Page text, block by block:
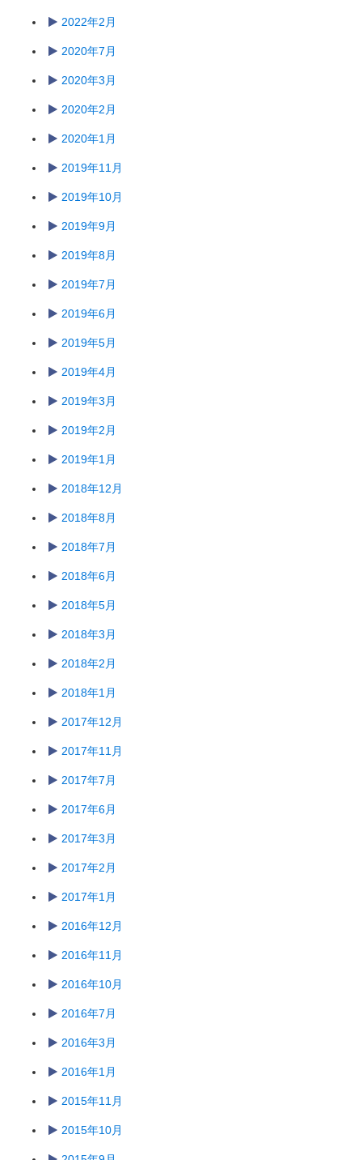
2022年2月
2020年7月
2020年3月
2020年2月
2020年1月
2019年11月
2019年10月
2019年9月
2019年8月
2019年7月
2019年6月
2019年5月
2019年4月
2019年3月
2019年2月
2019年1月
2018年12月
2018年8月
2018年7月
2018年6月
2018年5月
2018年3月
2018年2月
2018年1月
2017年12月
2017年11月
2017年7月
2017年6月
2017年3月
2017年2月
2017年1月
2016年12月
2016年11月
2016年10月
2016年7月
2016年3月
2016年1月
2015年11月
2015年10月